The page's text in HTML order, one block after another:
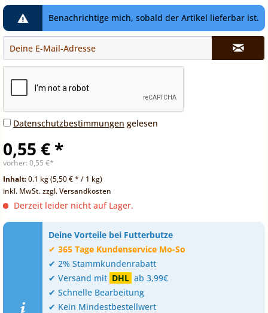
Benachrichtige mich, sobald der Artikel lieferbar ist.
Datenschutzbestimmungen gelesen
0,55 € *
vorher: 0,55 €*
Inhalt:0.1 kg (5,50 € * / 1 kg)
inkl. MwSt.zzgl. Versandkosten
Derzeit leider nicht auf Lager.
Deine Vorteile bei Futterbutze
✔ 365 Tage Kundenservice Mo-So
✔ 2% Stammkundenrabatt
✔ Versand mit DHL ab 3,99€
✔ Schnelle Bearbeitung
✔ Kein Mindestbestellwert